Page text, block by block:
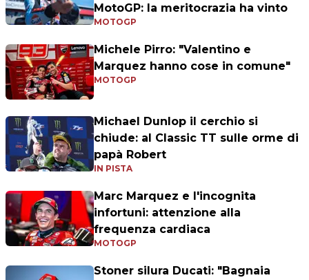
MotoGP: la meritocrazia ha vinto
MOTOGP
Michele Pirro: "Valentino e
Marquez hanno cose in comune"
MOTOGP
Michael Dunlop il cerchio si
chiude: al Classic TT sulle orme di
papà Robert
IN PISTA
Marc Marquez e l'incognita
infortuni: attenzione alla
frequenza cardiaca
MOTOGP
Stoner silura Ducati: "Bagnaia